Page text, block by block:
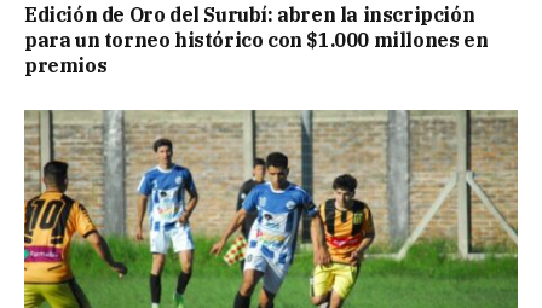
Edición de Oro del Surubí: abren la inscripción
para un torneo histórico con $1.000 millones en
premios